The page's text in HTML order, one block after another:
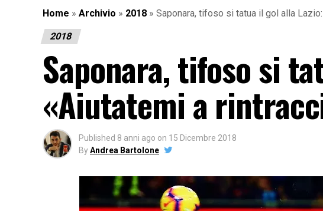
Home » Archivio » 2018 » Saponara, tifoso si tatua il gol alla
2018
Saponara, tifoso si
«Aiutatemi a
Published 8 anni ago on 15 Dicembre 2018
ByAndrea Bartolone